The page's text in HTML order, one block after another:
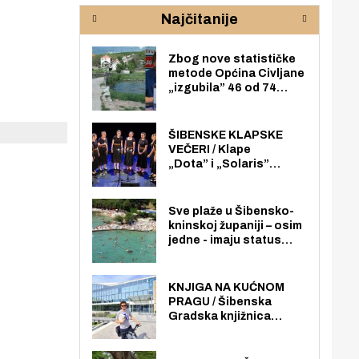
rijeke Krke
Najčitanije
Zbog nove statističke
metode Općina Civljane
„izgubila” 46 od 74
nego radno sposobnih
osoba među svojih 170
stanovnika.
ŠIBENSKE KLAPSKE
VEČERI / Klape
„Dota” i „Solaris”
loži
Sve plaže u Šibensko-
kninskoj županiji – osim
jedne - imaju status
općoj upotrebi. Pristup
je slobodan i besplatan
za sve građane i
KNJIGA NA KUĆNOM
PRAGU / Šibenska
Gradska knjižnica